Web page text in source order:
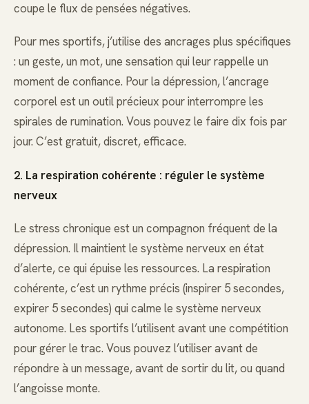
coupe le flux de pensées négatives.
Pour mes sportifs, j’utilise des ancrages plus spécifiques
: un geste, un mot, une sensation qui leur rappelle un
moment de confiance. Pour la dépression, l’ancrage
corporel est un outil précieux pour interrompre les
spirales de rumination. Vous pouvez le faire dix fois par
jour. C’est gratuit, discret, efficace.
2. La respiration cohérente : réguler le système
nerveux
Le stress chronique est un compagnon fréquent de la
dépression. Il maintient le système nerveux en état
d’alerte, ce qui épuise les ressources. La respiration
cohérente, c’est un rythme précis (inspirer 5 secondes,
expirer 5 secondes) qui calme le système nerveux
autonome. Les sportifs l’utilisent avant une compétition
pour gérer le trac. Vous pouvez l’utiliser avant de
répondre à un message, avant de sortir du lit, ou quand
l’angoisse monte.